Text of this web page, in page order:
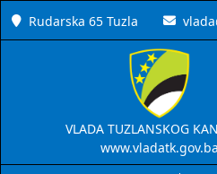
Rudarska 65 Tuzla
VLADA TUZLANSKOG
www.vladatk.gov.ba